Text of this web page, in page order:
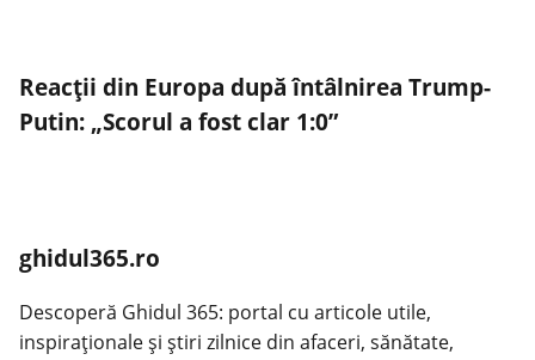
Reacții din Europa după întâlnirea Trump-
Putin: „Scorul a fost clar 1:0”
ghidul365.ro
Descoperă Ghidul 365: portal cu articole utile,
inspiraționale și știri zilnice din afaceri, sănătate,